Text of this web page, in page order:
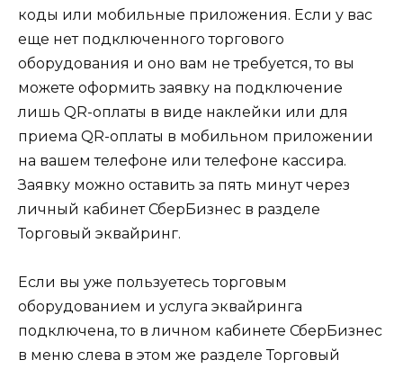
коды или мобильные приложения. Если у вас
еще нет подключенного торгового
оборудования и оно вам не требуется, то вы
можете оформить заявку на подключение
лишь QR-оплаты в виде наклейки или для
приема QR-оплаты в мобильном приложении
на вашем телефоне или телефоне кассира.
Заявку можно оставить за пять минут через
личный кабинет СберБизнес в разделе
Торговый эквайринг.
Если вы уже пользуетесь торговым
оборудованием и услуга эквайринга
подключена, то в личном кабинете СберБизнес
в меню слева в этом же разделе Торговый